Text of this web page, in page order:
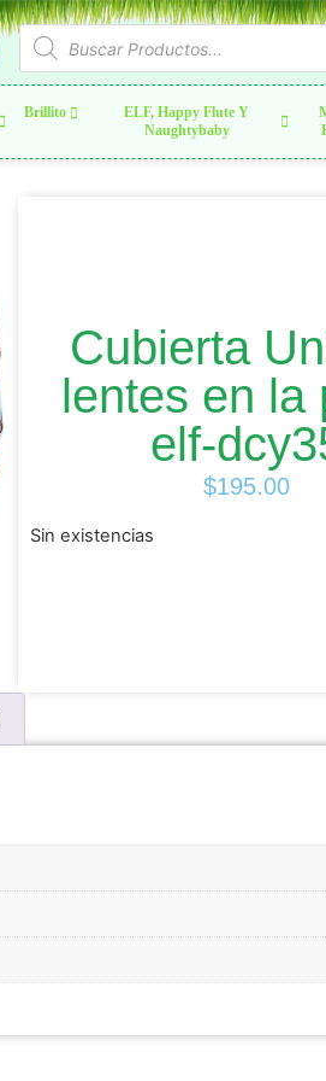
Brillito
ELF, Happy Flute Y
Naughtybaby
Cubierta
lentes en la
elf-
$195.00
Sin existencias